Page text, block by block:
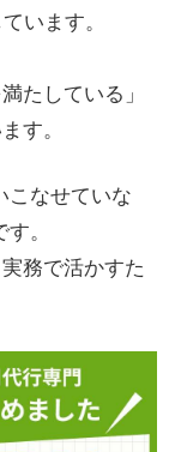
います。
たしている」
す。
こなせていな
。
務で活かすた